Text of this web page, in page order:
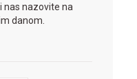
nas nazovite na
danom.